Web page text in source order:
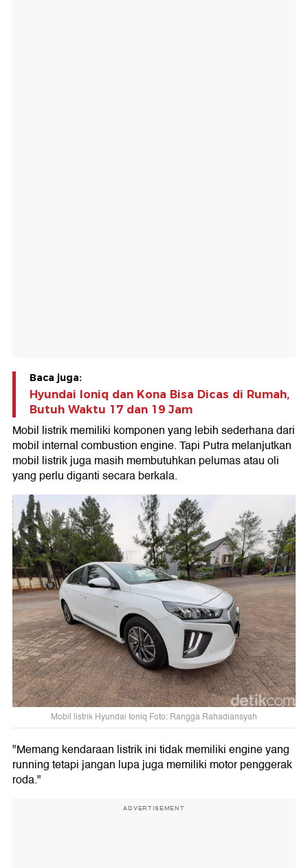
Baca juga:
Hyundai Ioniq dan Kona Bisa Dicas di Rumah,
Butuh Waktu 17 dan 19 Jam
Mobil listrik memiliki komponen yang lebih sederhana dari
mobil internal combustion engine. Tapi Putra melanjutkan
mobil listrik juga masih membutuhkan pelumas atau oli
yang perlu diganti secara berkala.
Mobil listrik Hyundai Ioniq Foto: Rangga Rahadiansyah
"Memang kendaraan listrik ini tidak memiliki engine yang
running tetapi jangan lupa juga memiliki motor penggerak
roda."
ADVERTISEMENT